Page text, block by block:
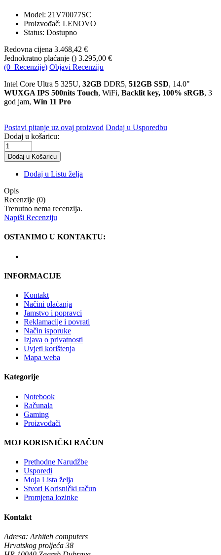
Model: 21V70077SC
Proizvođač: LENOVO
Status: Dostupno
Redovna cijena 3.468,42 €
Jednokratno plaćanje () 3.295,00 €
(0 Recenzije) Objavi Recenziju
Intel Core Ultra 5 325U, 32GB DDR5, 512GB SSD, 14.0"
WUXGA IPS 500nits Touch, WiFi, Backlit key, 100% sRGB, 3
god jam, Win 11 Pro
Postavi pitanje uz ovaj proizvod Dodaj u Usporedbu
Dodaj u košaricu:
Dodaj u Listu želja
Opis
Recenzije (0)
Trenutno nema recenzija.
Napiši Recenziju
OSTANIMO U KONTAKTU:
INFORMACIJE
Kontakt
Načini plaćanja
Jamstvo i popravci
Reklamacije i povrati
Način isporuke
Izjava o privatnosti
Uvjeti korištenja
Mapa weba
Kategorije
Notebook
Računala
Gaming
Proizvođači
MOJ KORISNIČKI RAČUN
Prethodne Narudžbe
Usporedi
Moja Lista želja
Stvori Korisnički račun
Promjena lozinke
Kontakt
Adresa: Arhiteh computers
Hrvatskog proljeća 38